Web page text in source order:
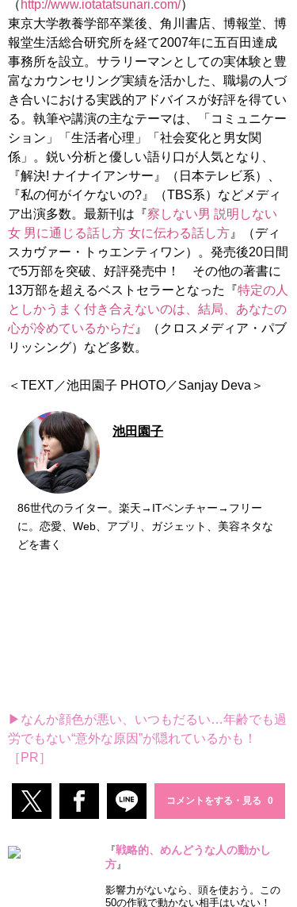
（ http://www.iotatatsunari.com/）
東京大学教養学部卒業後、角川書店、博報堂、博
報堂生活総合研究所を経て2007年に五百田達成
事務所を設立。サラリーマンとしての実体験と豊
富なカウンセリング実績を活かした、職場の人づ
き合いにおける実践的アドバイスが好評を得てい
る。執筆や講演の主なテーマは、「コミュニケー
ション」「生活者心理」「社会変化と男女関
係」。鋭い分析と優しい語り口が人気となり、
『解決! ナイナイアンサー』（日本テレビ系）、
『私の何がイケないの?』（TBS系）などメディ
ア出演多数。最新刊は『察しない男 説明しない
女 男に通じる話し方 女に伝わる話し方 』（ディ
スカヴァー・トゥエンティワン）。発売後20日間
で5万部を突破、好評発売中！ その他の著書に
13万部を超えるベストセラーとなった『特定の人
としかうまく付き合えないのは、結局、あなたの
心が冷めているからだ 』（クロスメディア・パブ
リッシング）など多数。
＜TEXT／池田園子 PHOTO／Sanjay Deva＞
池田園子
86世代のライター。楽天→ITベンチャー→フリー
に。恋愛、Web、アプリ、ガジェット、美容ネタな
どを書く
▶なんか顔色が悪い、いつもだるい…年齢でも過
労でもない“意外な原因”が隠れているかも！
［PR］
コメントをする・見る
『戦略的、めんどうな人の動かし
方』
影響力がないなら、頭を使おう。この
50の作戦で動かない相手はいない！